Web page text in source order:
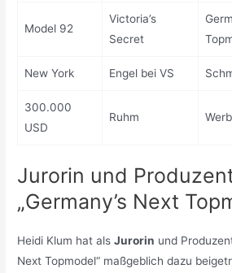
Model 92
Victoria’s
Secret
New York Engel bei VS
300.000
USD
Ruhm
Jurorin und
„Germany’s Next
Heidi Klum hat alsJurorin und
Next Topmodel“ maßgeblich dazu